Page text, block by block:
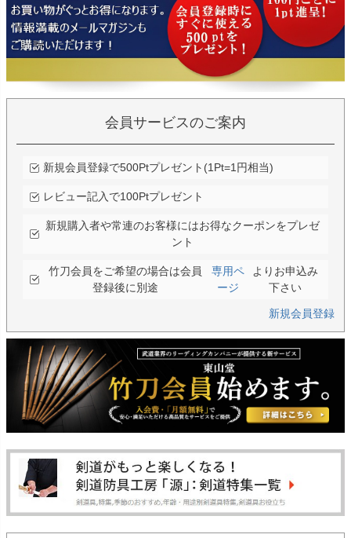
会員サービスのご案内
新規会員登録で500Ptプレゼント(1Pt=1円相当)
レビュー記入で100Ptプレゼント
新規購入者や常連のお客様にはお得なクーポンをプレゼ
ント
竹刀会員をご希望の場合は会員
登録後に別途
専用ペ
ージ
よりお申込み
下さい
新規会員登録